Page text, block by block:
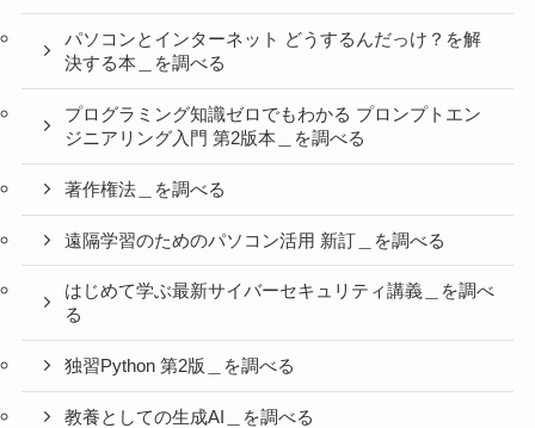
パソコンとインターネット どうするんだっけ？を解
決する本＿を調べる
プログラミング知識ゼロでもわかる プロンプトエン
ジニアリング入門 第2版本＿を調べる
著作権法＿を調べる
遠隔学習のためのパソコン活用 新訂＿を調べる
はじめて学ぶ最新サイバーセキュリティ講義＿を調べ
る
独習Python 第2版＿を調べる
教養としての生成AI＿を調べる